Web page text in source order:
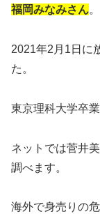
福岡みなみさん。
2021年2月1日に
た。
東京理科大学卒
ネットでは菅井
調べます。
海外で身売りの